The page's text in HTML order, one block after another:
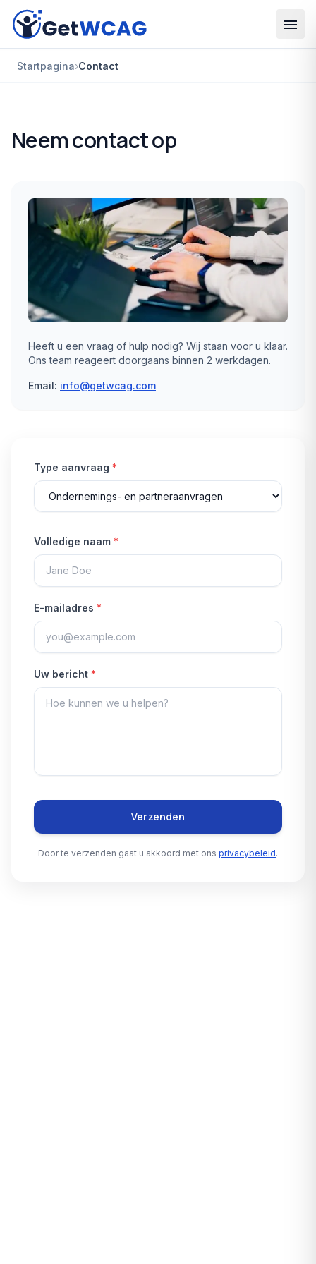
Ga naar hoofdinhoud
Startpagina›Contact
Neem contact op
Heeft u een vraag of hulp nodig? Wij staan voor u klaar.
Ons team reageert doorgaans binnen 2 werkdagen.
Email: info@getwcag.com
Type aanvraag *
Volledige naam *
E-mailadres *
Uw bericht *
Verzenden
Door te verzenden gaat u akkoord met ons privacybeleid.